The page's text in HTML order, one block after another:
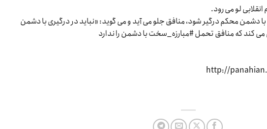
لو می رود.
با دشمن محکم درگیر شود، منافق جلو می آید و می گوید: «نباید در درگیری با دشمن
می کند که منافق تحمل #مبارزه_سخت با دشمن را ندارد